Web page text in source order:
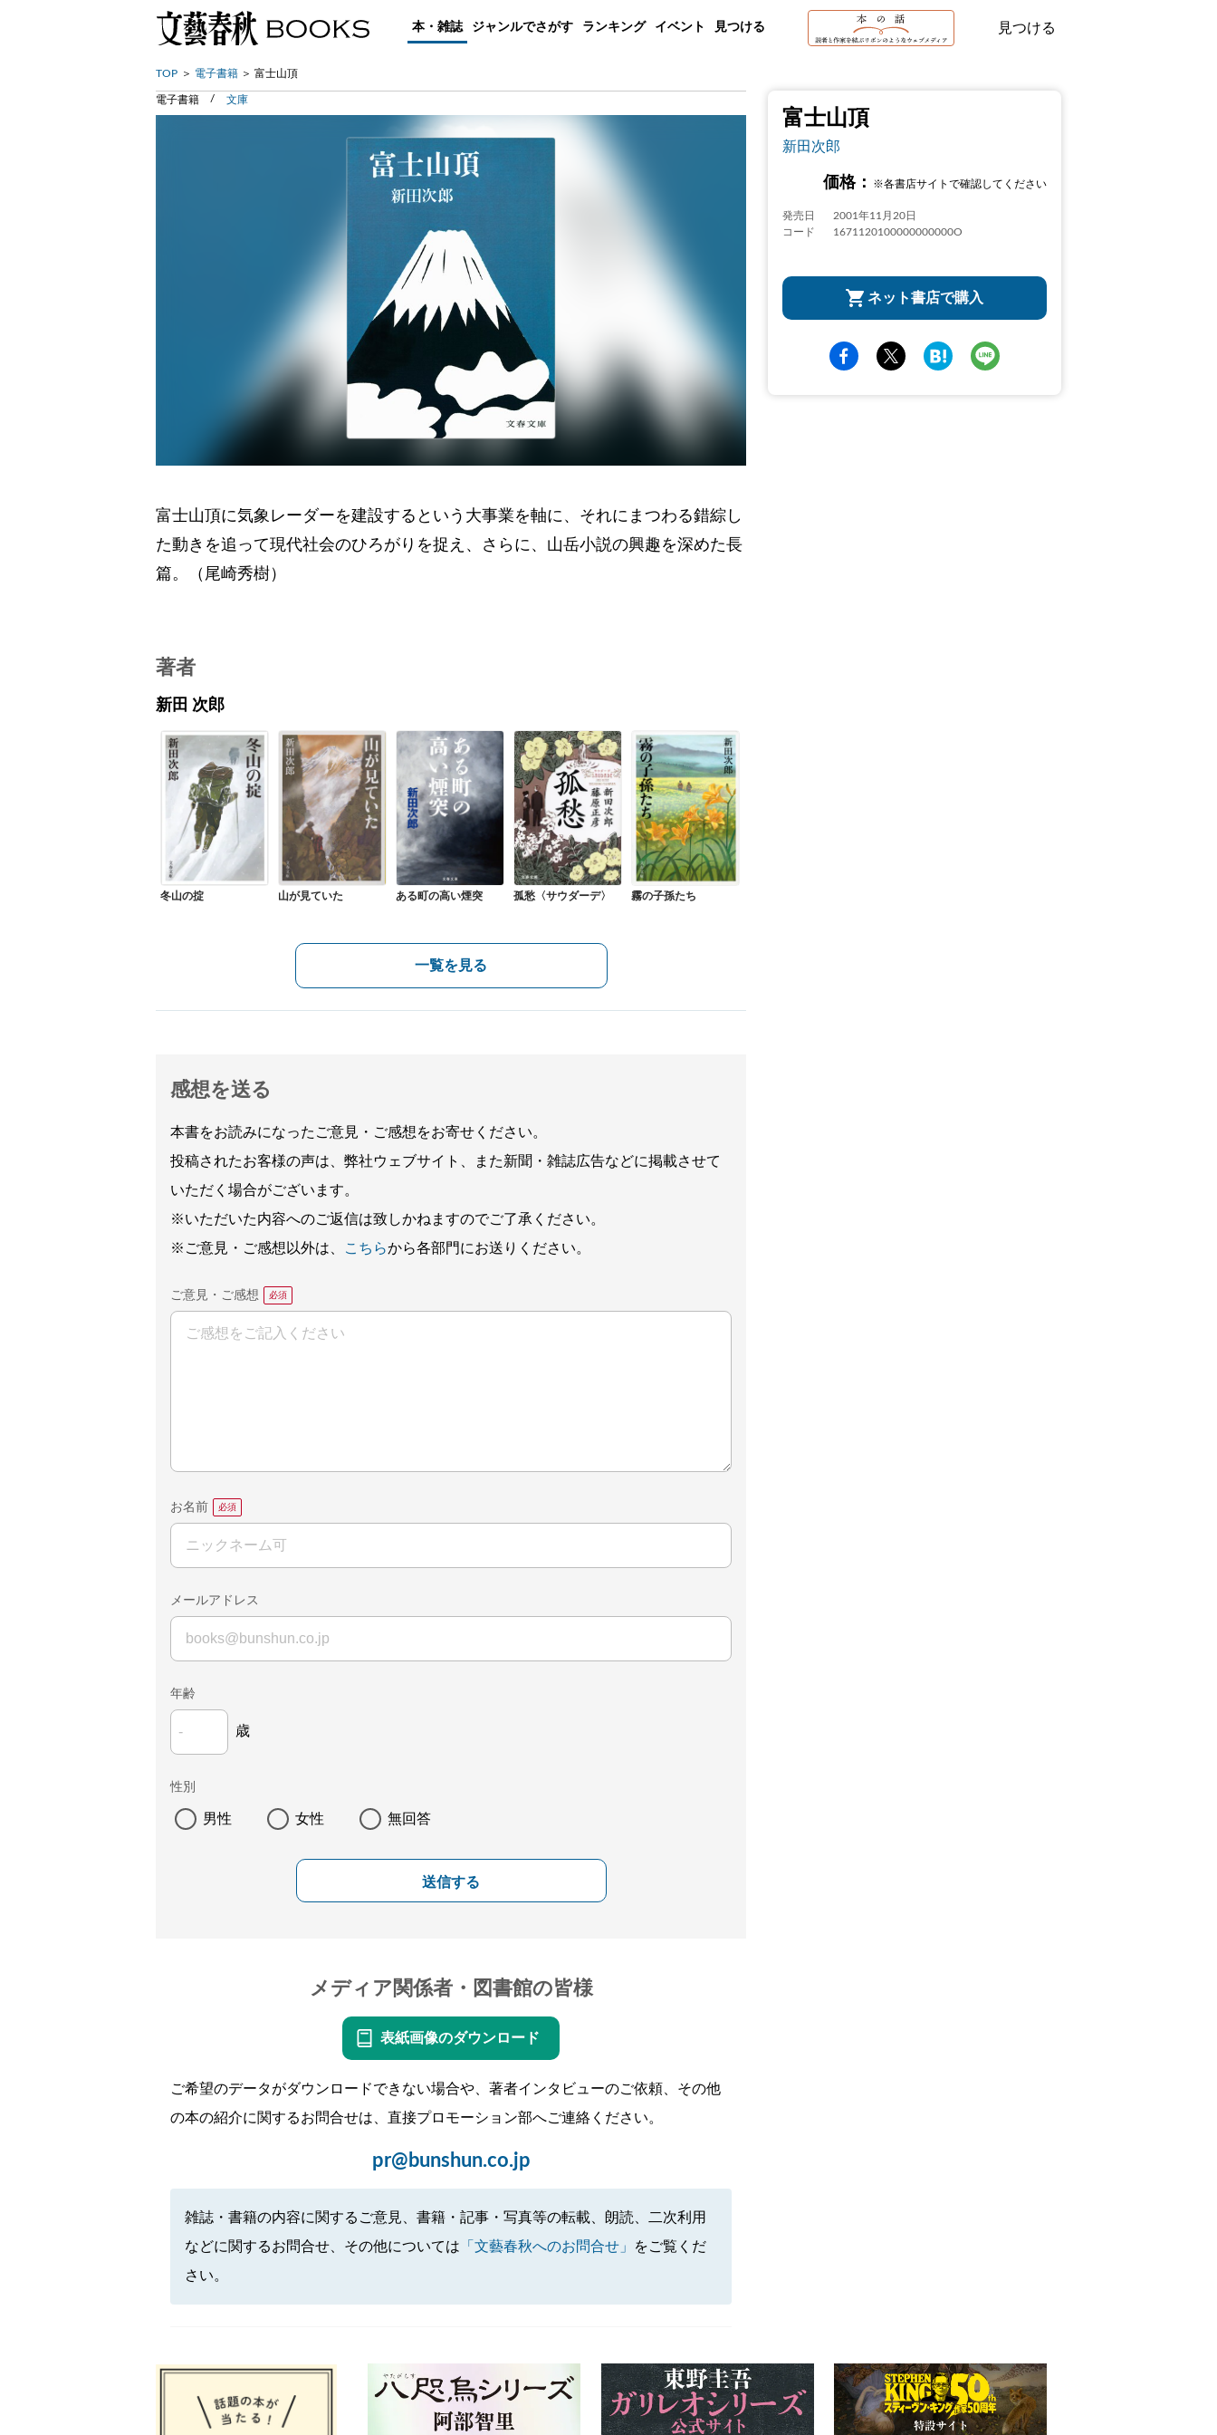
本・雑誌 ジャンルでさがす ランキング イベント 見つける 見つける
TOP 電子書籍 富士山頂
富士山頂
新田次郎
価格： ※各書店サイトで確認してください
発売日
2001年11月20日
コード
1671120100000000000O
ネット書店で購入
電子書籍 文庫
富士山頂に気象レーダーを建設するという大事業を軸に、それにまつわる錯綜し
た動きを追って現代社会のひろがりを捉え、さらに、山岳小説の興趣を深めた長
篇。（尾崎秀樹）
著者
新田 次郎
冬山の掟 山が見ていた ある町の高い煙突 孤愁〈サウダーデ〉 霧の子孫たち
一覧を見る
感想を送る
本書をお読みになったご意見・ご感想をお寄せください。
投稿されたお客様の声は、弊社ウェブサイト、また新聞・雑誌広告などに掲載させて
いただく場合がございます。
※いただいた内容へのご返信は致しかねますのでご了承ください。
※ご意見・ご感想以外は、
こちらから各部門にお送りください。
ご意見・ご感想
お名前
メールアドレス
年齢
歳
性別
男性 女性 無回答
送信する
メディア関係者・図書館の皆様
表紙画像のダウンロード
ご希望のデータがダウンロードできない場合や、著者インタビューのご依頼、その他
の本の紹介に関するお問合せは、直接プロモーション部へご連絡ください。
pr@bunshun.co.jp
雑誌・書籍の内容に関するご意見、書籍・記事・写真等の転載、朗読、二次利用
などに関するお問合せ、その他については 「文藝春秋へのお問合せ」
をご覧くだ
さい。